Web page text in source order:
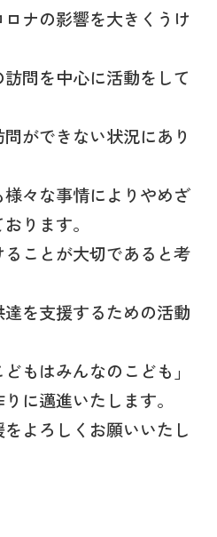
ナの影響を大きくうけ
問を中心に活動をして
ができない状況にあり
々な事情によりやめざ
ります。
ことが大切であると考
を支援するための活動
もはみんなのこども」
に邁進いたします。
よろしくお願いいたし